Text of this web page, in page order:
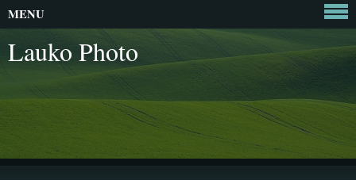
Lauko Photo
MENU